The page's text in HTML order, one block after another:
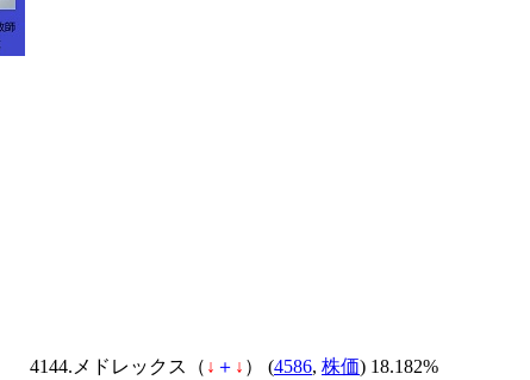
4144.メドレックス（ ↓ ＋ ↓ ） (4586, 株価) 18.182%